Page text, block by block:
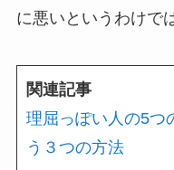
に悪いというわけで
関連記事
理屈っぽい人の5つ
う３つの方法